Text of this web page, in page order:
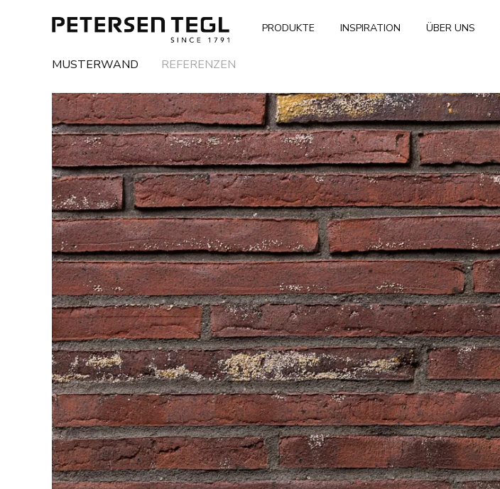
PRODUKTE INSPIRATION ÜBER UNS
MUSTERWAND REFERENZEN